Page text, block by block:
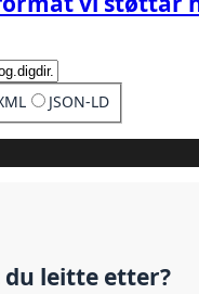
JSON-LD
du leitte etter?